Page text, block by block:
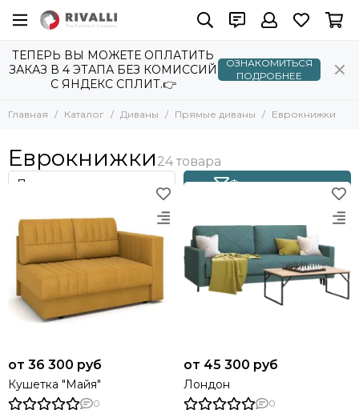
Диваны
Все товары
Прямые диваны
Прямые диваны
Все товары
Аккордеоны
Клик-Кляк
повышенный комфорт
Модульные диваны
ТЕПЕРЬ ВЫ МОЖЕТЕ ОПЛАТИТЬ
ЗАКАЗ В 4 ЭТАПА БЕЗ КОМИССИЙ
С ЯНДЕКС СПЛИТ.👉
ОЗНАКОМИТЬСЯ
ПОДРОБНЕЕ
Главная Каталог Диваны Прямые диваны Еврокнижки
Еврокнижки
Фильтр товаров
от 36 300 руб
Кушетка "Майя"
0
от 45 300 руб
Лондон
0